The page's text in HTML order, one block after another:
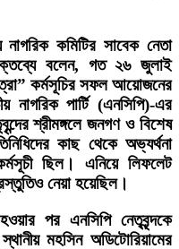
নাগরিক কমিটির সাবেক নেতা
বলেন, গত ২৬ জুলাই
কর্মসূচির সফল আয়োজনের
নাগরিক পার্টি (এনসিপি)-এর
শ্রীমঙ্গলে জনগণ ও বিশেষ
কাছ থেকে অভ্যর্থনা
ছিল। এনিয়ে লিফলেট
নেয়া হয়েছিল।
পর এনসিপি নেতৃবৃন্দকে
মহসিন অডিটোরিয়ামের